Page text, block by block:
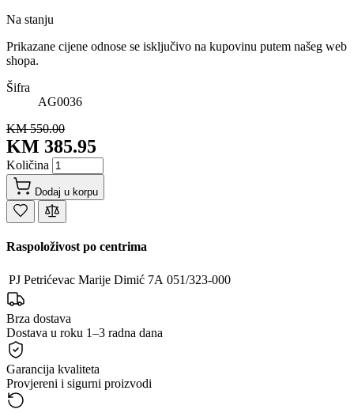
Na stanju
Prikazane cijene odnose se isključivo na kupovinu putem našeg web
shopa.
Šifra
AG0036
KM 550.00
KM 385.95
Količina
Dodaj u korpu
Raspoloživost po centrima
PJ Petrićevac Marije Dimić 7A 051/323-000
Brza dostava
Dostava u roku 1–3 radna dana
Garancija kvaliteta
Provjereni i sigurni proizvodi